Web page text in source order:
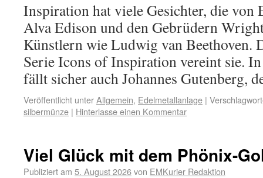
Inspiration hat viele Gesichter, die von
Alva Edison und den Gebrüdern
Künstlern wie Ludwig van Beethoven.
Serie Icons of Inspiration vereint sie.
fällt sicher auch Johannes Gutenberg,
Veröffentlicht unterAllgemein, Edelmetallanlage |
silbermünze | Hinterlasse einen Kommentar
Viel Glück mit dem Phönix-
Publiziert am 5. August 2026von EMKurier Redaktion